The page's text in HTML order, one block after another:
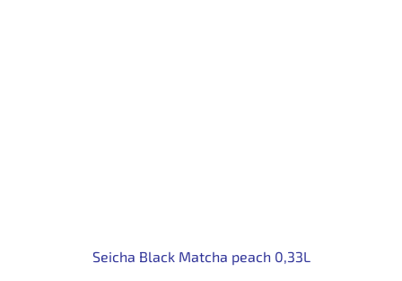
Seicha Black Matcha peach 0,33L